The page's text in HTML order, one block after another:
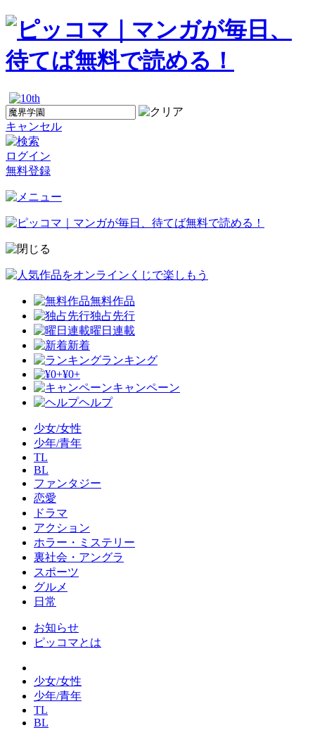
キャンセル
ログイン
無料登録
無料作品
独占先行
曜日連載
新着
ランキング
¥0+
キャンペーン
ヘルプ
少女/女性
少年/青年
TL
BL
ファンタジー
恋愛
ドラマ
アクション
ホラー・ミステリー
裏社会・アングラ
スポーツ
グルメ
日常
お知らせ
ピッコマとは
少女/女性
少年/青年
TL
BL